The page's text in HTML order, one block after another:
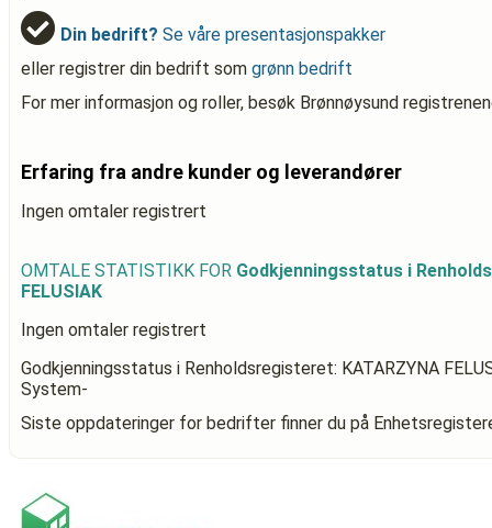
Din bedrift? Se våre presentasjonspakker
eller registrer din bedrift som grønn bedrift
For mer informasjon og roller, besøk Brønnøysund
Erfaring fra andre kunder og leverandører
Ingen omtaler registrert
OMTALE STATISTIKK FOR Godkjenningsstatus i
FELUSIAK
Ingen omtaler registrert
Godkjenningsstatus i Renholdsregisteret: KATARZYNA
System-
Siste oppdateringer for bedrifter finner du på